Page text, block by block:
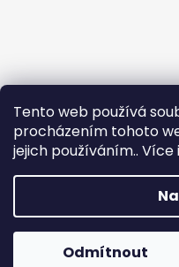
Tento web používá
procházením tohoto
jejich používáním..
Odmítnout
Tvorba e-
Copyright 2026